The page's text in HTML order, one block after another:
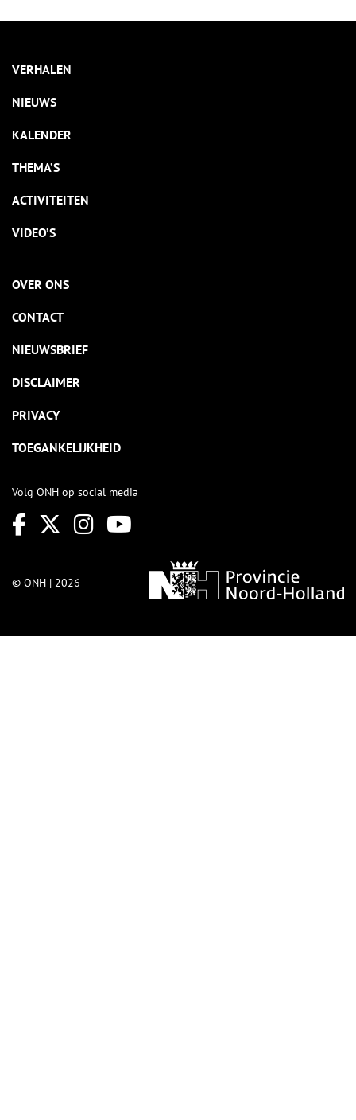
VERHALEN
NIEUWS
KALENDER
THEMA’S
ACTIVITEITEN
VIDEO’S
OVER ONS
CONTACT
NIEUWSBRIEF
DISCLAIMER
PRIVACY
TOEGANKELIJKHEID
Volg ONH op social media
© ONH | 2026